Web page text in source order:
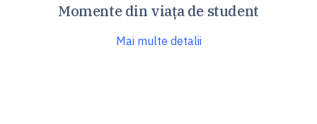
Momente din viața de student
Mai multe detalii